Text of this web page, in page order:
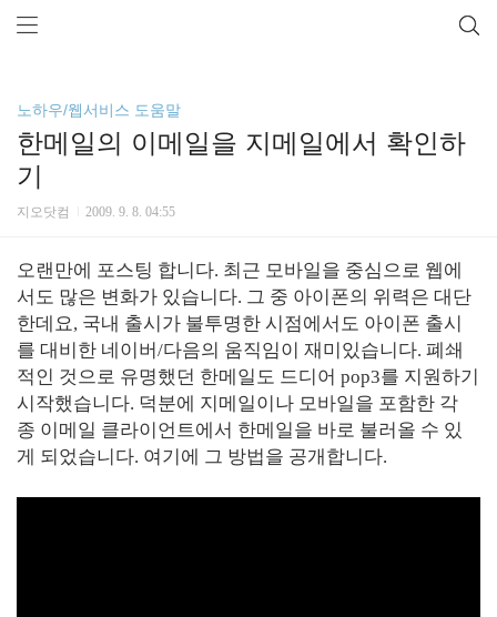
노하우/웹서비스 도움말
한메일의 이메일을 지메일에서 확인하
기
지오닷컴 2009. 9. 8. 04:55
오랜만에 포스팅 합니다. 최근 모바일을 중심으로 웹에
서도 많은 변화가 있습니다. 그 중 아이폰의 위력은 대단
한데요, 국내 출시가 불투명한 시점에서도 아이폰 출시
를 대비한 네이버/다음의 움직임이 재미있습니다. 폐쇄
적인 것으로 유명했던 한메일도 드디어 pop3를 지원하기
시작했습니다. 덕분에 지메일이나 모바일을 포함한 각
종 이메일 클라이언트에서 한메일을 바로 불러올 수 있
게 되었습니다. 여기에 그 방법을 공개합니다.